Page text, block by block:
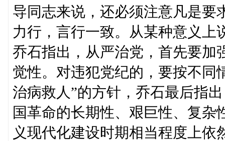
导同志来说，还必须注意凡是要
力行，言行一致。从某种意义上
乔石指出，从严治党，首先要加
觉性。对违犯党纪的，要按不同
治病救人”的方针，乔石最后指
国革命的长期性、艰巨性、复
义现代化建设时期相当程度上